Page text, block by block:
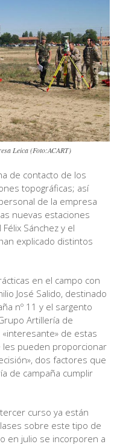
Leica (Foto:ACART)
de contacto de los
topográficas; así
de la empresa
nuevas estaciones
Sánchez y el
explicado distintos
en el campo con
José Salido, destinado
nº 11 y el sargento
Artillería de
«interesante» de estas
les pueden proporcionar
dos factores que
de campaña cumplir
curso ya están
sobre este tipo de
en julio se incorporen a